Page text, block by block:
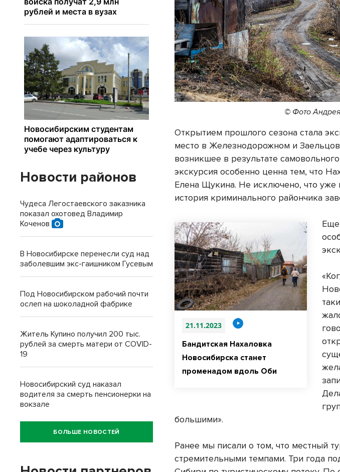
© Фото
Открытием прошлого сезона стала
место в Железнодорожном и
возникшее в результате
экскурсия особенно ценна тем, что
Елена Щукина. Не исключено, что
история криминального райончика
21.11.2023
Бандитская Нахаловка
Новосибирска станет
променадом вдоль Оби
Еще
большими».
Ранее мы писали о том, что местный
стремительными темпами. Три года
Новости районов
Чудеса Легостаевского заказника
показал охотовед Владимир
Коченов
В Новосибирске перенесли суд над
заболевшим экс-гаишником Гусевым
Под Новосибирском рабочий почти
ослеп на шоколадной фабрике
Житель Купино получил 200 тыс.
рублей за смерть матери от COVID-
19
Новосибирский суд наказал
водителя за смерть пенсионерки на
вокзале
БОЛЬШЕ НОВОСТЕЙ